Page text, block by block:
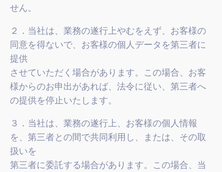
せん。
２．当社は、業務の遂行上やむをえず、お客様の
同意を得ないで、お客様の個人データを第三者に
提供
させていただく場合があります。この場合、お客
様からのお申出があれば、法令に従い、第三者へ
の提供を停止いたします。
３．当社は、業務の遂行上、お客様の個人情報
を、第三者との間で共同利用し、または、その取
扱いを
第三者に委託する場合があります。この場合、当